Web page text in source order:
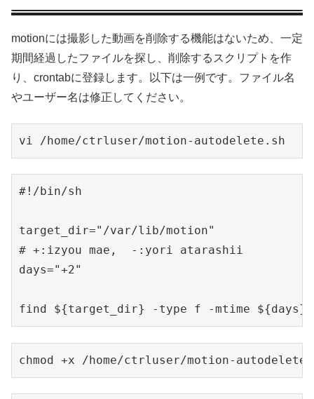
motionには撮影した動画を削除する機能はないため、一定
期間経過したファイルを探し、削除するスクリプトを作
り、crontabに登録します。以下は一例です。ファイル名
やユーザー名は修正してください。
vi /home/ctrluser/motion-autodelete.sh
#!/bin/sh
target_dir="/var/lib/motion"
# +:izyou mae,  -:yori atarashii
days="+2"
find ${target_dir} -type f -mtime
chmod +x /home/ctrluser/motion-